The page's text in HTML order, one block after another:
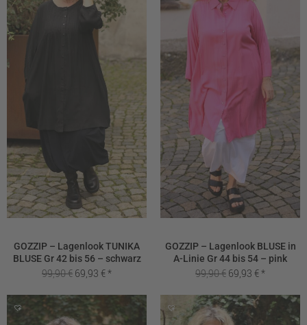
GOZZIP – Lagenlook TUNIKA
BLUSE Gr 42 bis 56 – schwarz
99,90€ Ursprünglicher
war:
99,90 €
69,93 €Aktueller
69,93 €.
GOZZIP – Lagenlook BLUSE in
A-Linie Gr 44 bis 54 – pink
99,90€ Ursprünglicher
war:
99,90 €
69,93 €Aktueller
ist:
69,93 €.